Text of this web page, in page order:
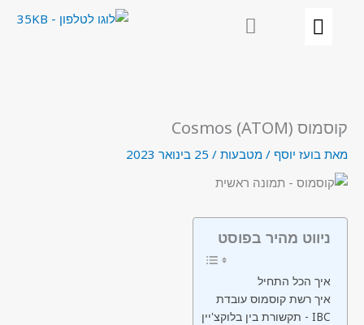
קוסמוס Cosmos (ATOM)
מאת בועז יוסף / מטבעות / 25 בינואר 2023
ניווט מהיר בפוסט
איך הכל התחיל
איך רשת קוסמוס עובדת
תקשורת בין בלוקצ'יין - IBC